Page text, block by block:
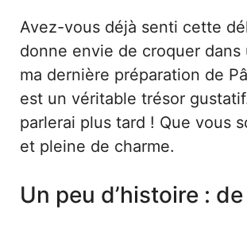
Avez-vous déjà senti cette
donne envie de croquer dans
ma dernière préparation de
est un véritable trésor
parlerai plus tard ! Que vous
et pleine de charme.
Un peu d’histoire :